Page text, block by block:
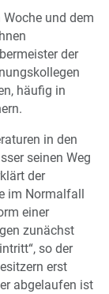
und dem
der
häufig in
in den
seinen Weg
der
im Normalfall
einer
zunächst
so der
erst
abgelaufen ist